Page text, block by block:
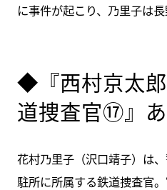
に事件が起こり、乃里子は
◆『西村京太
道捜査官⑰』
花村乃里子（沢口靖子）は
駐所に所属する鉄道捜査官